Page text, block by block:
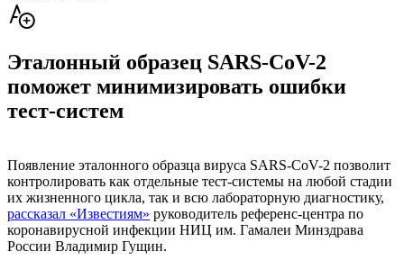
Эталонный образец SARS-CoV-2
поможет минимизировать ошибки
тест-систем
Появление эталонного образца вируса SARS-CoV-2 позволит
контролировать как отдельные тест-системы на любой стадии
их жизненного цикла, так и всю лабораторную диагностику,
рассказал «Известиям» руководитель референс-центра по
коронавирусной инфекции НИЦ им. Гамалеи Минздрава
России Владимир Гущин.